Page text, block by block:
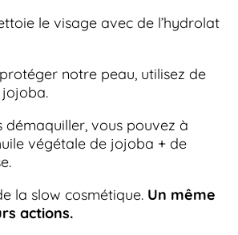
le visage avec de l’hydrolat
notre peau, utilisez de
démaquiller, vous pouvez à
végétale de jojoba + de
la slow cosmétique. Un même
actions.